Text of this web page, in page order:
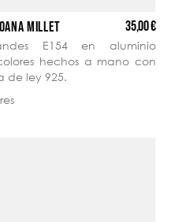
MILLET 35,00 €
E154 en aluminio
hechos a mano con
de ley 925.